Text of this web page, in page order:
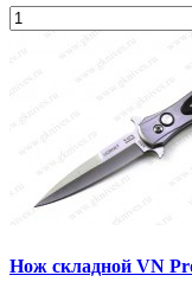
Нож складной VN